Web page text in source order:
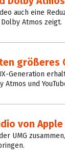
auch eine
Atmos zeigt.
größeres
Generation
und
von
UMG